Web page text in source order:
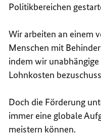
Politikbereichen
Wir arbeiten an einem
Menschen mit
indem wir
Lohnkosten
Doch die Förderung
immer eine globale
meistern können.